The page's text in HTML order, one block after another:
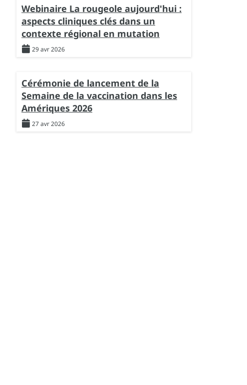
Webinaire La rougeole aujourd'hui :
aspects cliniques clés dans un
contexte régional en mutation
29 avr 2026
Cérémonie de lancement de la
Semaine de la vaccination dans les
Amériques 2026
27 avr 2026